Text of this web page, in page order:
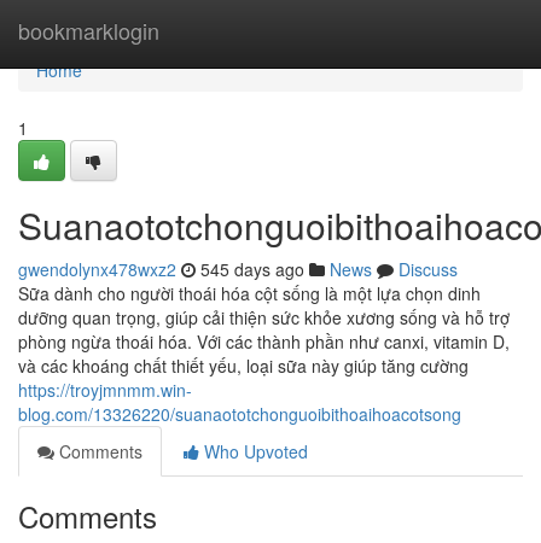
bookmarklogin
Home
Home
1
gwendolynx478wxz2 545 days ago News
Discuss
Sữa dành cho người thoái hóa cột sống là một lựa chọn dinh
dưỡng quan trọng, giúp cải thiện sức khỏe xương sống và hỗ trợ
phòng ngừa thoái hóa. Với các thành phần như canxi, vitamin D,
và các khoáng chất thiết yếu, loại sữa này giúp tăng cường
https://troyjmnmm.win-
blog.com/13326220/suanaototchonguoibithoaihoacotsong
Comments
Who Upvoted
Comments